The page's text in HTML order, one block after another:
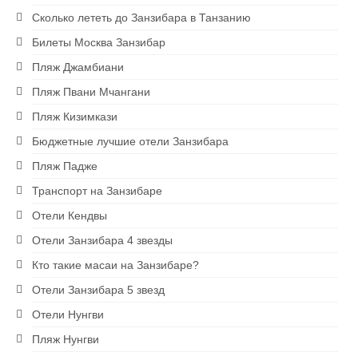
Развлечения
Достопримечательности Занзибара
Восхождение на Килиманджаро
Кайтсерфинг на Занзибаре
Prison island — остров черепах
Ресторан на скале The Rock
Блю Сафари на Занзибаре
Сапсерфинг на Занзибаре
Снорклинг на Занзибаре
Сколько лететь до Занзибара в Танзанию
Билеты Москва Занзибар
Пляж Джамбиани
Пляж Пвани Мчангани
Пляж Кизимкази
Бюджетные лучшие отели Занзибара
Пляж Падже
Транспорт на Занзибаре
Отели Кендвы
Отели Занзибара 4 звезды
Кто такие масаи на Занзибаре?
Отели Занзибара 5 звезд
Отели Нунгви
Пляж Нунгви